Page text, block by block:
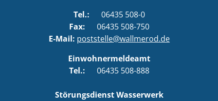
Tel.:
06435 508-0
Fax: 06435 508-750
E-Mail: poststelle@wallmerod.de
Einwohnermeldeamt
Tel.: 06435 508-888
Störungsdienst Wasserwerk